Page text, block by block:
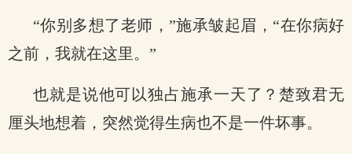
“你别多想了老师，”施承皱起眉，“在你病好
之前，我就在这里。”
也就是说他可以独占施承一天了？楚致君无
厘头地想着，突然觉得生病也不是一件坏事。